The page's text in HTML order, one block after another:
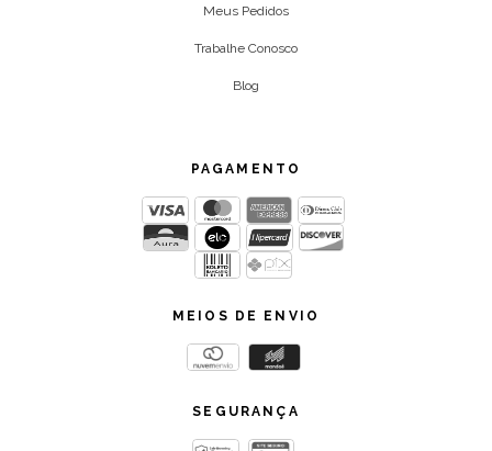
Meus Pedidos
Trabalhe Conosco
Blog
PAGAMENTO
MEIOS DE ENVIO
SEGURANÇA